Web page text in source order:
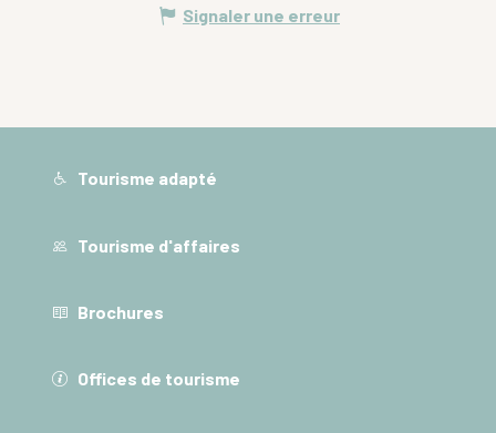
Signaler une erreur
Tourisme adapté
Tourisme d'affaires
Brochures
Offices de tourisme